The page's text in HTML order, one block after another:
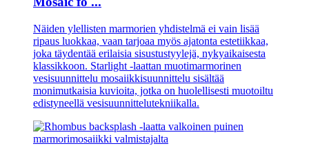
Näiden ylellisten marmorien yhdistelmä ei vain lisää
ripaus luokkaa, vaan tarjoaa myös ajatonta estetiikkaa,
joka täydentää erilaisia ​​sisustustyylejä, nykyaikaisesta
klassikkoon. Starlight -laattan muotimarmorinen
vesisuunnittelu mosaiikkisuunnittelu sisältää
monimutkaisia ​​kuvioita, jotka on huolellisesti muotoiltu
edistyneellä vesisuunnittelutekniikalla.